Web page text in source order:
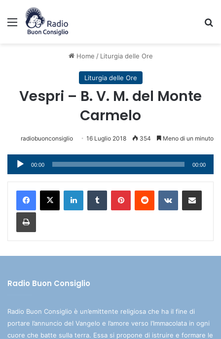
Menu
Home / Liturgia delle Ore
Liturgia delle Ore
Vespri – B. V. M. del Monte
Carmelo
radiobuonconsiglio 16 Luglio 2018 354 Meno di un minuto
Audio
Player
00:00 00:00
Radio Buon Consiglio
Radio Buon Consiglio è un’emittente religiosa che ha il fine di
portare l’annuncio del Vangelo e l’amore verso l’Immacolata in ogni
cuore che batte sulla terra. Essa si propone di istruire e formare le